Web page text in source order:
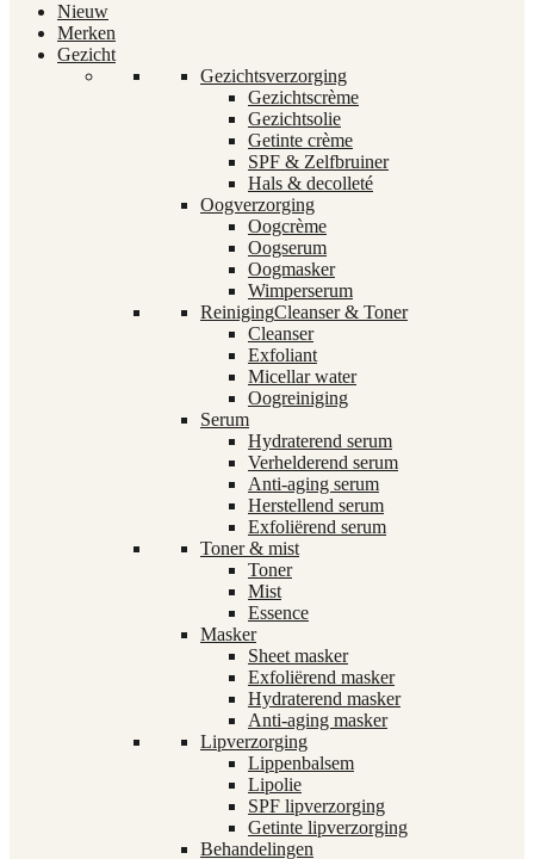
Nieuw
Merken
Gezicht
Gezichtsverzorging
Gezichtscrème
Gezichtsolie
Getinte crème
SPF & Zelfbruiner
Hals & decolleté
Oogverzorging
Oogcrème
Oogserum
Oogmasker
Wimperserum
ReinigingCleanser & Toner
Cleanser
Exfoliant
Micellar water
Oogreiniging
Serum
Hydraterend serum
Verhelderend serum
Anti-aging serum
Herstellend serum
Exfoliërend serum
Toner & mist
Toner
Mist
Essence
Masker
Sheet masker
Exfoliërend masker
Hydraterend masker
Anti-aging masker
Lipverzorging
Lippenbalsem
Lipolie
SPF lipverzorging
Getinte lipverzorging
Behandelingen